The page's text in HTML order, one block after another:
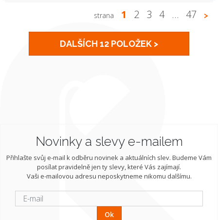
strana 1 2 3 4 … 47 >
DALŠÍCH 12 POLOŽEK >
Novinky a slevy e-mailem
Přihlašte svůj e-mail k odběru novinek a aktuálních slev. Budeme Vám
posílat pravidelně jen ty slevy, které Vás zajímají.
Vaši e-mailovou adresu neposkytneme nikomu dalšímu.
Ok